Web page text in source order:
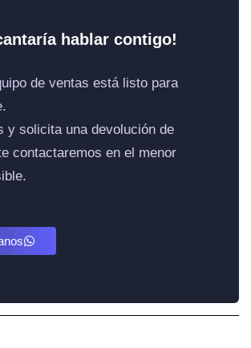
hablar contigo!
de ventas está listo para
y solicita una devolución de
contactaremos en el menor